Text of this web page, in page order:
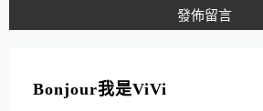
Bonjour我是ViVi